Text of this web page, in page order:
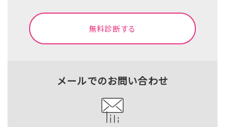
無料診断する
メールでのお問い合わせ